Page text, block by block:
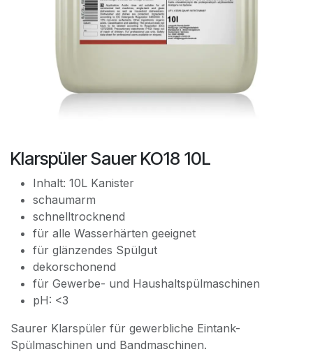
Klarspüler Sauer KO18 10L
Inhalt: 10L Kanister
schaumarm
schnelltrocknend
für alle Wasserhärten geeignet
für glänzendes Spülgut
dekorschonend
für Gewerbe- und Haushaltspülmaschinen
pH: <3
Saurer Klarspüler für gewerbliche Eintank-
Spülmaschinen und Bandmaschinen.